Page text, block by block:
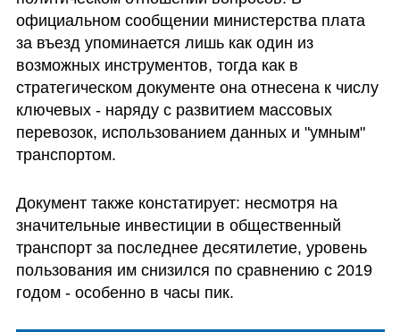
официальном сообщении министерства плата
за въезд упоминается лишь как один из
возможных инструментов, тогда как в
стратегическом документе она отнесена к числу
ключевых - наряду с развитием массовых
перевозок, использованием данных и "умным"
транспортом.
Документ также констатирует: несмотря на
значительные инвестиции в общественный
транспорт за последнее десятилетие, уровень
пользования им снизился по сравнению с 2019
годом - особенно в часы пик.